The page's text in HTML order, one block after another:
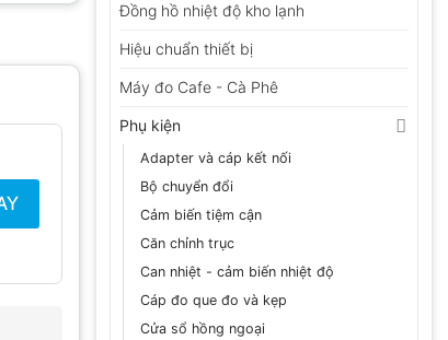
Đồng hồ nhiệt độ kho lạnh
Hiệu chuẩn thiết bị
Máy đo Cafe - Cà Phê
Phụ kiện
Adapter và cáp kết nối
Bộ chuyển đổi
Cảm biến tiệm cận
Căn chỉnh trục
Can nhiệt - cảm biến nhiệt độ
Cáp đo que đo và kẹp
Cửa sổ hồng ngoại